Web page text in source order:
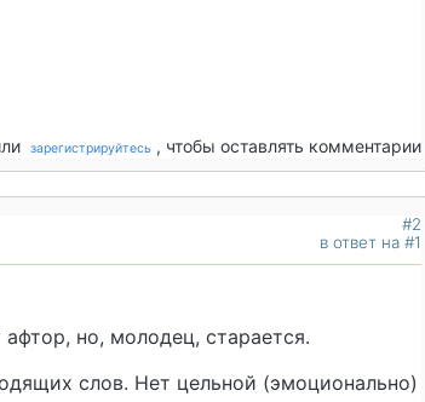
зарегистрируйтесь , чтобы оставлять комментарии
#2
в ответ на #1
но, молодец, старается.
слов. Нет цельной (эмоционально)